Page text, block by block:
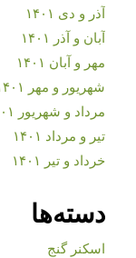
آذر و دی ۱۴۰۱
آبان و آذر ۱۴۰۱
مهر و آبان ۱۴۰۱
شهریور و مهر ۱۴۰۱
مرداد و شهریور ۱۴۰۱
تیر و مرداد ۱۴۰۱
خرداد و تیر ۱۴۰۱
دسته‌ها
اسکنر گنج